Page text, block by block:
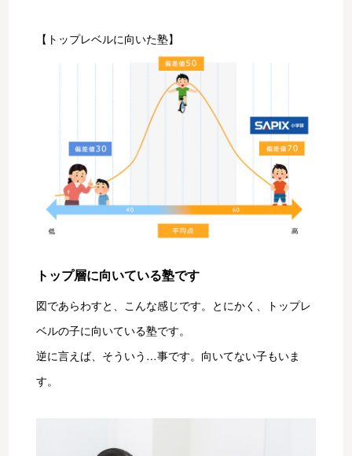
【トップレベルに向いた塾】
トップ層に向いている塾です
図であらわすと、こんな感じです。とにかく、トップレ
ベルの子に向いている塾です。
逆に言えば、そういう…事です。向いてない子もいま
す。